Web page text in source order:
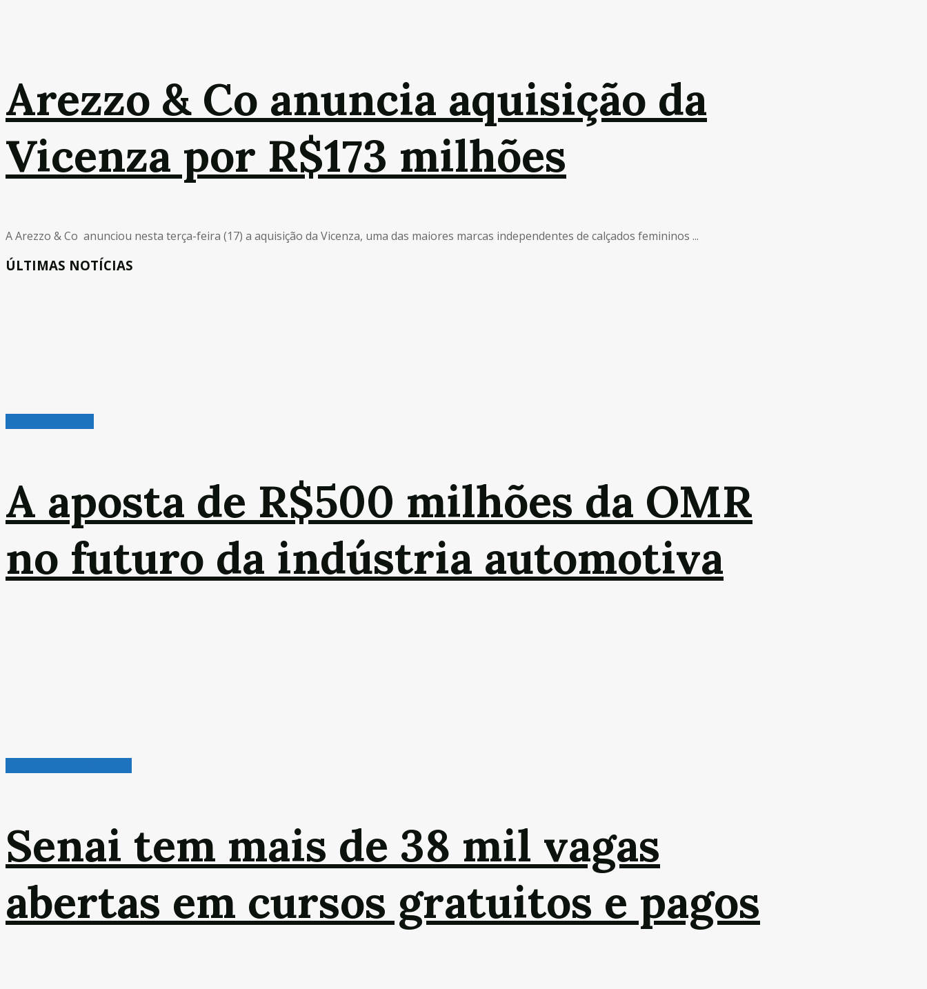
Arezzo & Co anuncia aquisição da
Vicenza por R$173 milhões
A Arezzo & Co anunciou nesta terça-feira (17) a aquisição da Vicenza, uma das maiores marcas independentes de calçados femininos ...
ÚLTIMAS NOTÍCIAS
A aposta de R$500 milhões da OMR
no futuro da indústria automotiva
Senai tem mais de 38 mil vagas
abertas em cursos gratuitos e pagos